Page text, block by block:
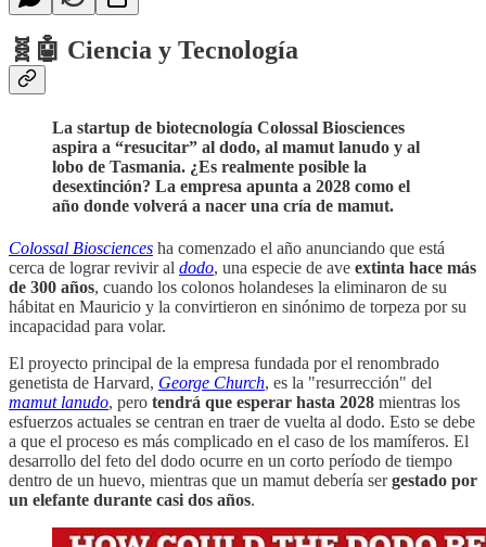
🧬🤖 Ciencia y Tecnología
La startup de biotecnología Colossal Biosciences
aspira a “resucitar” al dodo, al mamut lanudo y al
lobo de Tasmania. ¿Es realmente posible la
desextinción? La empresa apunta a 2028 como el
año donde volverá a nacer una cría de mamut.
Colossal Biosciences ha comenzado el año anunciando que está
cerca de lograr revivir al dodo, una especie de ave extinta hace más
de 300 años, cuando los colonos holandeses la eliminaron de su
hábitat en Mauricio y la convirtieron en sinónimo de torpeza por su
incapacidad para volar.
El proyecto principal de la empresa fundada por el renombrado
genetista de Harvard, George Church, es la "resurrección" del
mamut lanudo, pero tendrá que esperar hasta 2028 mientras los
esfuerzos actuales se centran en traer de vuelta al dodo. Esto se debe
a que el proceso es más complicado en el caso de los mamíferos. El
desarrollo del feto del dodo ocurre en un corto período de tiempo
dentro de un huevo, mientras que un mamut debería sergestado por
un elefante durante casi dos años.